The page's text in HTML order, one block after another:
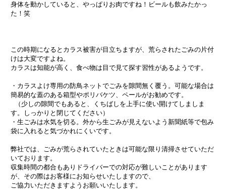
身体を動かしていると、やっぱりお肉ですね！ビールも飲みたかっ
た！笑
この時期になるとカラス被害が目立ちますが、荒らされたごみの片付
けは大変ですよね。
カラスは知能が高く、食べ物は目で見て探す習性があるようです。
・カラスよけ専用の防鳥ネットでごみを隙間無く覆う。可能な場合は
簡易的な蓋のある箱型やポリバケツ、ペールがお勧めです。
（少しの隙間でもあると、くちばしを上手に使い開けてしましま
す。しっかりと閉じてください）
・生ごみは水気を切る。外から生ごみが見えないよう新聞紙等で包み
袋に入れると気づかれにくいです。
弊社では、ごみが荒らされていたときは可能な限り清掃させていただ
いております。
収集時間の都合もありドライバーでの対応が難しいことがあります
が、その際はお客様にお知らせいたしますので、
ご協力いただきますようお願いいたします。